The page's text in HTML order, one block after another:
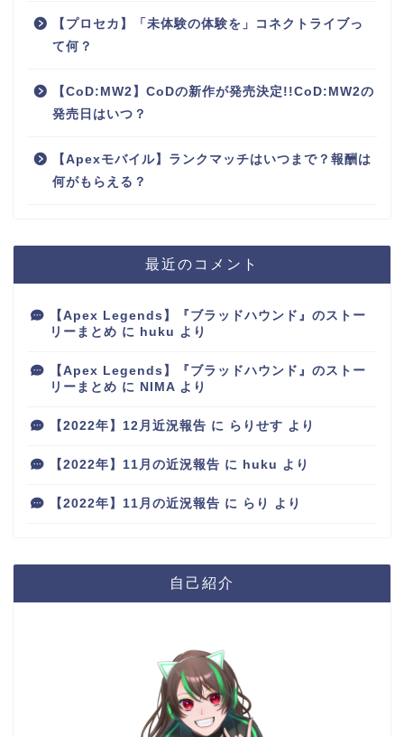
【プロセカ】「未体験の体験を」コネクトライブっ
て何？
【CoD:MW2】CoDの新作が発売決定!!CoD:MW2の
発売日はいつ？
【Apexモバイル】ランクマッチはいつまで？報酬は
何がもらえる？
最近のコメント
【Apex Legends】『ブラッドハウンド』のストー
リーまとめ に huku より
【Apex Legends】『ブラッドハウンド』のストー
リーまとめ に NIMA より
【2022年】12月近況報告 に らりせす より
【2022年】11月の近況報告 に huku より
【2022年】11月の近況報告 に らり より
自己紹介